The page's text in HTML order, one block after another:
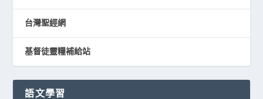
台灣聖經網
基督徒靈糧補給站
語文學習